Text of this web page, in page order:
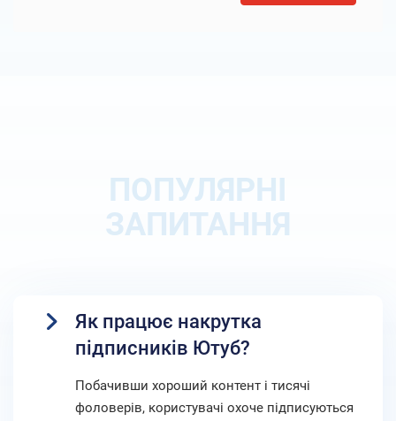
ПОПУЛЯРНІ
ЗАПИТАННЯ
Як працює накрутка
підписників Ютуб?
Побачивши хороший контент і тисячі
фоловерів, користувачі охоче підписуються